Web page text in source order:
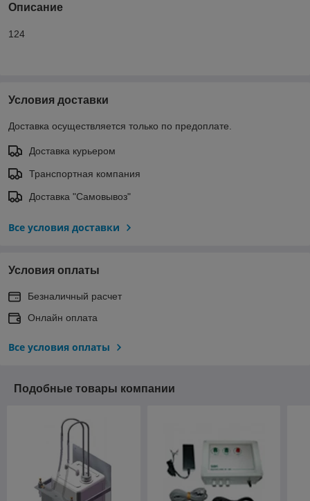
Описание
124
Условия доставки
Доставка осуществляется только по предоплате.
Доставка курьером
Транспортная компания
Доставка "Самовывоз"
Все условия доставки
Условия оплаты
Безналичный расчет
Онлайн оплата
Все условия оплаты
Подобные товары компании